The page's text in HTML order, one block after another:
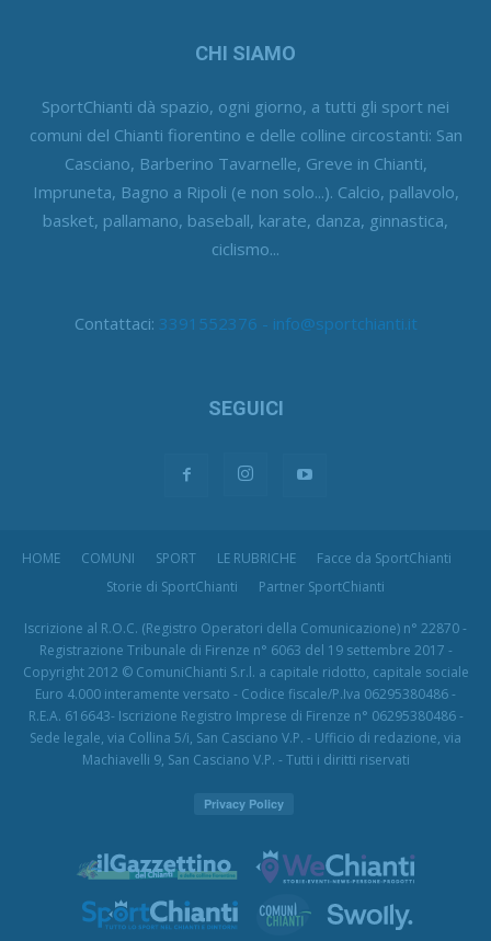
CHI SIAMO
SportChianti dà spazio, ogni giorno, a tutti gli sport nei
comuni del Chianti fiorentino e delle colline circostanti: San
Casciano, Barberino Tavarnelle, Greve in Chianti,
Impruneta, Bagno a Ripoli (e non solo...). Calcio, pallavolo,
basket, pallamano, baseball, karate, danza, ginnastica,
ciclismo...
Contattaci: 3391552376 - info@sportchianti.it
SEGUICI
HOME COMUNI SPORT LE RUBRICHE
Facce da SportChianti
Storie di SportChianti
Partner SportChianti
Iscrizione al R.O.C. (Registro Operatori della Comunicazione) n° 22870 -
Registrazione Tribunale di Firenze n° 6063 del 19 settembre 2017 -
Copyright 2012 © ComuniChianti S.r.l. a capitale ridotto, capitale sociale
Euro 4.000 interamente versato - Codice fiscale/P.Iva 06295380486 -
R.E.A. 616643- Iscrizione Registro Imprese di Firenze n° 06295380486 -
Sede legale, via Collina 5/i, San Casciano V.P. - Ufficio di redazione, via
Machiavelli 9, San Casciano V.P. - Tutti i diritti riservati